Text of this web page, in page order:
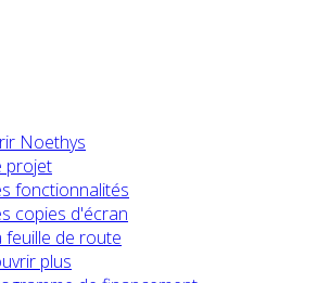
Noethys
projet
fonctionnalités
copies d'écran
feuille de route
plus